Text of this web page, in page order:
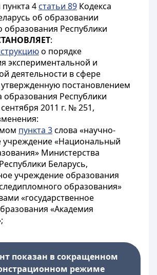
4 статьи 89 Кодекса
об образовании
образования Республики
:
о порядке
экспериментальной и
деятельности в сфере
постановлением
образования Республики
2011 г. № 251,
пункта 3слова «научно-
учреждение «Национальный
Министерства
Беларусь,
учреждение образования
образования»
«государственное
«Академия
показан в сокращенном
режиме